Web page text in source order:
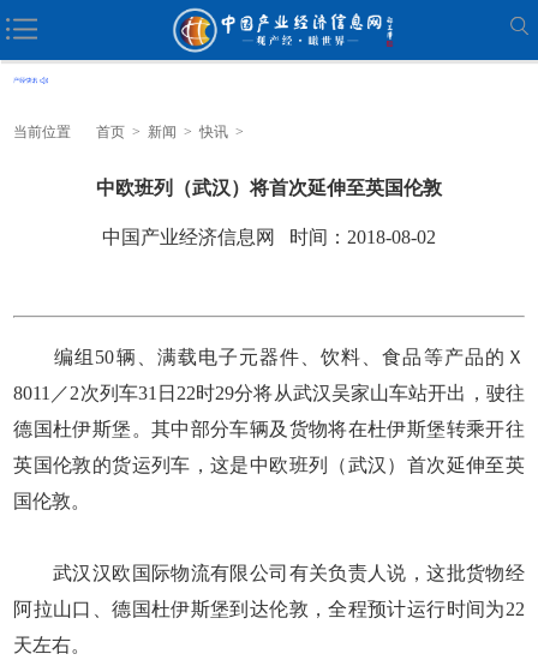
当前位置 首页 > 新闻 > 快讯 >
中欧班列（武汉）将首次延伸至英国伦敦
中国产业经济信息网 时间：2018-08-02
编组50辆、满载电子元器件、饮料、食品等产品的Ｘ
8011／2次列车31日22时29分将从武汉吴家山车站开出，驶往
德国杜伊斯堡。其中部分车辆及货物将在杜伊斯堡转乘开往
英国伦敦的货运列车，这是中欧班列（武汉）首次延伸至英
国伦敦。
武汉汉欧国际物流有限公司有关负责人说，这批货物经
阿拉山口、德国杜伊斯堡到达伦敦，全程预计运行时间为22
天左右。